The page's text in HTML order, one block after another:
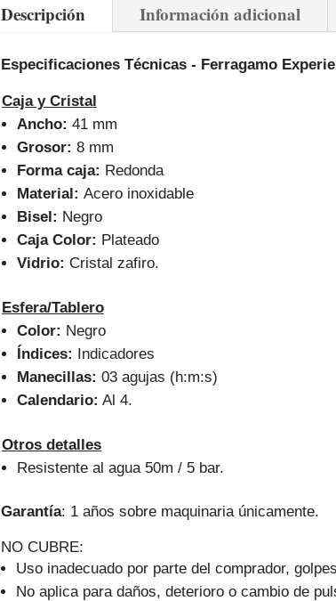
Descripción Información adicional
Especificaciones Técnicas - Ferragamo
Caja y Cristal
Ancho: 41 mm
Grosor: 8 mm
Forma caja: Redonda
Material: Acero inoxidable
Bisel: Negro
Caja Color: Plateado
Vidrio: Cristal zafiro.
Esfera/Tablero
Color: Negro
Índices: Indicadores
Manecillas: 03 agujas (h:m:s)
Calendario: Al 4.
Otros detalles
Resistente al agua 50m / 5 bar.
Garantía: 1 años sobre maquinaria únicamente.
NO CUBRE:
Uso inadecuado por parte del comprador,
No aplica para daños, deterioro o cambio de